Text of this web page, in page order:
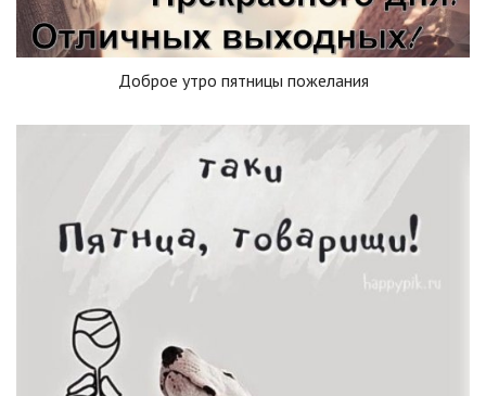
Доброе утро пятницы пожелания